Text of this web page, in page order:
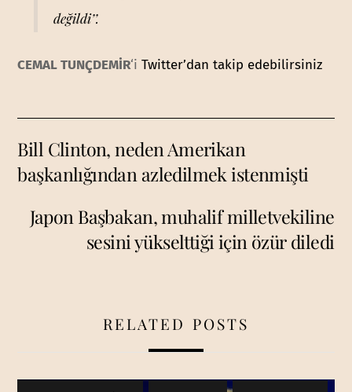
değildi’’.
CEMAL TUNÇDEMİR‘iTwitter’dan takip edebilirsiniz
Bill Clinton, neden Amerikan
başkanlığından azledilmek istenmişti
Japon Başbakan, muhalif milletvekiline
sesini yükselttiği için özür diledi
RELATED POSTS